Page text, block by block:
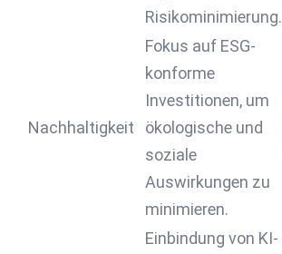
Risikominimierung.
Nachhaltigkeit
Fokus auf ESG-
konforme
Investitionen, um
ökologische und
soziale
Auswirkungen zu
minimieren.
Einbindung von KI-